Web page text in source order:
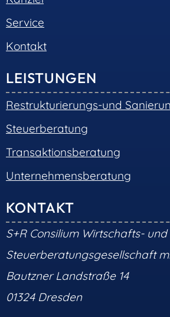
Service
Kontakt
LEISTUNGEN
Restrukturierungs-und
Steuerberatung
Transaktionsberatung
Unternehmensberatung
KONTAKT
S+R Consilium Wirtschafts- und
Steuerberatungsgesellschaft
Bautzner Landstraße 14
01324 Dresden